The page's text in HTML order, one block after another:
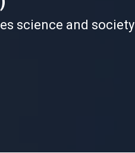
science and society